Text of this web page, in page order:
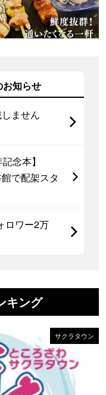
お知らせ
ません
念本】
で配架スタ
ロワー2万
キング
サクラタウン